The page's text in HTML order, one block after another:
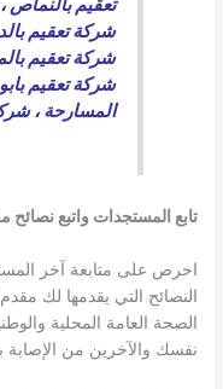
تعقيم بالنماص
شركة تعقيم
شركة تعقيم
شركة تعقيم
المسارحة،
تابع المستجدات واتبع نصائح
النصائح التي يقدمها لك
الصحة العامة المحلية
نفسك والآخرين من الإصابة